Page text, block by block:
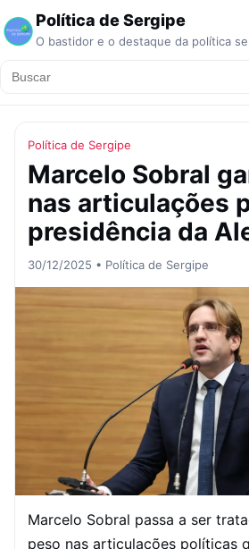
Política de Sergipe
O bastidor e o destaque da política
Política de Sergipe
Marcelo Sobral
nas articulações
presidência da
30/12/2025 • Política de Sergipe
Marcelo Sobral passa a ser
peso nas articulações políticas